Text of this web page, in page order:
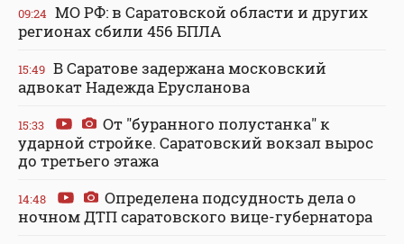
09:24 МО РФ: в Саратовской области и других
регионах сбили 456 БПЛА
15:49 В Саратове задержана московский
адвокат Надежда Ерусланова
15:33
От "буранного полустанка" к
ударной стройке. Саратовский вокзал вырос
до третьего этажа
14:48
Определена подсудность дела о
ночном ДТП саратовского вице-губернатора